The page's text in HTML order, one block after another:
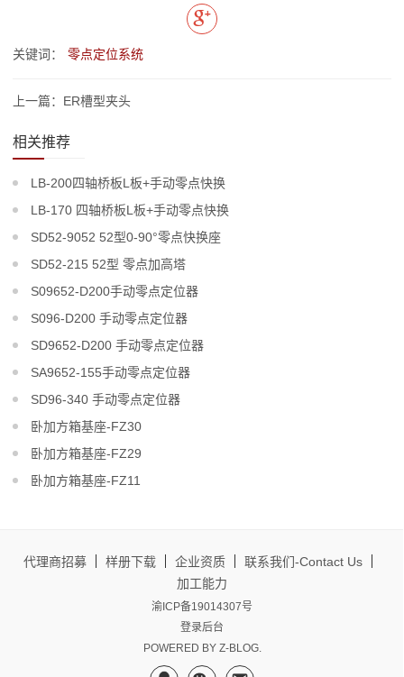
关键词： 零点定位系统
上一篇：ER槽型夹头
相关推荐
LB-200四轴桥板L板+手动零点快换
LB-170 四轴桥板L板+手动零点快换
SD52-9052 52型0-90°零点快换座
SD52-215 52型 零点加高塔
S09652-D200手动零点定位器
S096-D200 手动零点定位器
SD9652-D200 手动零点定位器
SA9652-155手动零点定位器
SD96-340 手动零点定位器
卧加方箱基座-FZ30
卧加方箱基座-FZ29
卧加方箱基座-FZ11
代理商招募 样册下载 企业资质
联系我们-Contact Us
加工能力
渝ICP备19014307号
登录后台
POWERED BY Z-BLOG.